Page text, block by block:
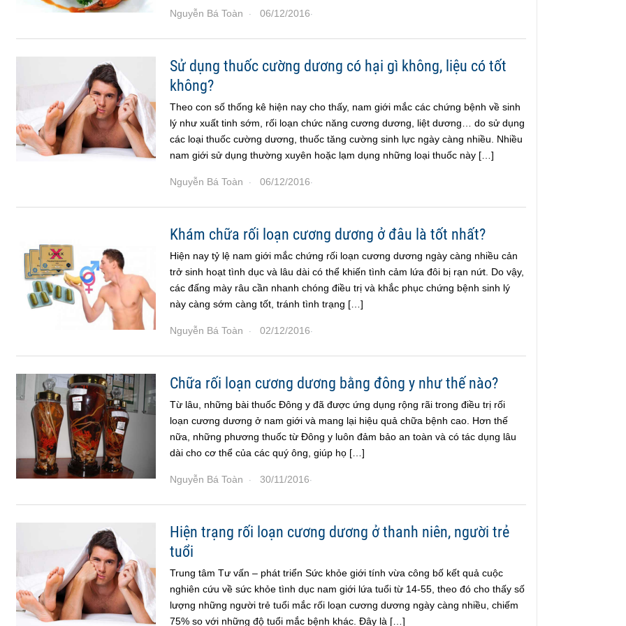
Nguyễn Bá Toàn · 06/12/2016·
Sử dụng thuốc cường dương có hại gì không, liệu có tốt
không?
Theo con số thống kê hiện nay cho thấy, nam giới mắc các chứng bệnh về sinh
lý như xuất tinh sớm, rối loạn chức năng cương dương, liệt dương… do sử dụng
các loại thuốc cường dương, thuốc tăng cường sinh lực ngày càng nhiều. Nhiều
nam giới sử dụng thường xuyên hoặc lạm dụng những loại thuốc này […]
Nguyễn Bá Toàn · 06/12/2016·
Khám chữa rối loạn cương dương ở đâu là tốt nhất?
Hiện nay tỷ lệ nam giới mắc chứng rối loạn cương dương ngày càng nhiều cản
trở sinh hoạt tình dục và lâu dài có thể khiến tình cảm lứa đôi bị rạn nứt. Do vậy,
các đấng mày râu cần nhanh chóng điều trị và khắc phục chứng bệnh sinh lý
này càng sớm càng tốt, tránh tình trạng […]
Nguyễn Bá Toàn · 02/12/2016·
Chữa rối loạn cương dương bằng đông y như thế nào?
Từ lâu, những bài thuốc Đông y đã được ứng dụng rộng rãi trong điều trị rối
loạn cương dương ở nam giới và mang lại hiệu quả chữa bệnh cao. Hơn thế
nữa, những phương thuốc từ Đông y luôn đảm bảo an toàn và có tác dụng lâu
dài cho cơ thể của các quý ông, giúp họ […]
Nguyễn Bá Toàn · 30/11/2016·
Hiện trạng rối loạn cương dương ở thanh niên, người trẻ
tuổi
Trung tâm Tư vấn – phát triển Sức khỏe giới tính vừa công bố kết quả cuộc
nghiên cứu về sức khỏe tình dục nam giới lứa tuổi từ 14-55, theo đó cho thấy số
lượng những người trẻ tuổi mắc rối loạn cương dương ngày càng nhiều, chiếm
75% so với những độ tuổi mắc bệnh khác. Đây là […]